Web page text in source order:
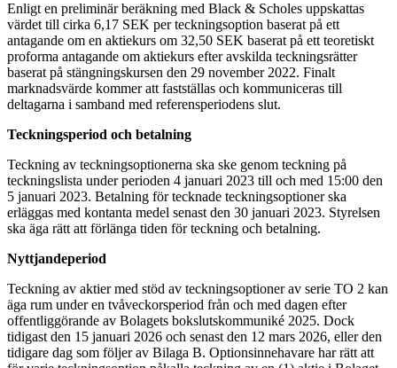
Enligt en preliminär beräkning med Black & Scholes uppskattas
värdet till cirka 6,17 SEK per teckningsoption baserat på ett
antagande om en aktiekurs om 32,50 SEK baserat på ett teoretiskt
proforma antagande om aktiekurs efter avskilda teckningsrätter
baserat på stängningskursen den 29 november 2022. Finalt
marknadsvärde kommer att fastställas och kommuniceras till
deltagarna i samband med referensperiodens slut.
Teckningsperiod och betalning
Teckning av teckningsoptionerna ska ske genom teckning på
teckningslista under perioden 4 januari 2023 till och med 15:00 den
5 januari 2023. Betalning för tecknade teckningsoptioner ska
erläggas med kontanta medel senast den 30 januari 2023. Styrelsen
ska äga rätt att förlänga tiden för teckning och betalning.
Nyttjandeperiod
Teckning av aktier med stöd av teckningsoptioner av serie TO 2 kan
äga rum under en tvåveckorsperiod från och med dagen efter
offentliggörande av Bolagets bokslutskommuniké 2025. Dock
tidigast den 15 januari 2026 och senast den 12 mars 2026, eller den
tidigare dag som följer av Bilaga B. Optionsinnehavare har rätt att